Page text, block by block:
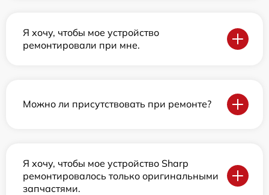
Я хочу, чтобы мое устройство
ремонтировали при мне.
Можно ли присутствовать при ремонте?
Я хочу, чтобы мое устройство Sharp
ремонтировалось только оригинальными
запчастями.